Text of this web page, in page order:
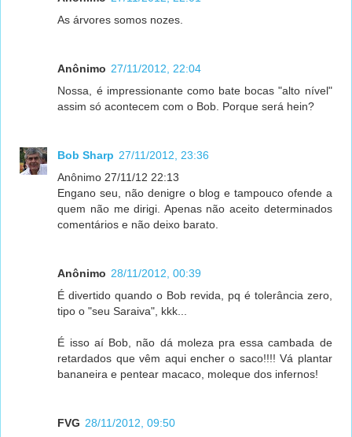
As árvores somos nozes.
Anônimo 27/11/2012, 22:04
Nossa, é impressionante como bate bocas "alto nível"
assim só acontecem com o Bob. Porque será hein?
Bob Sharp 27/11/2012, 23:36
Anônimo 27/11/12 22:13
Engano seu, não denigre o blog e tampouco ofende a
quem não me dirigi. Apenas não aceito determinados
comentários e não deixo barato.
Anônimo 28/11/2012, 00:39
É divertido quando o Bob revida, pq é tolerância zero,
tipo o "seu Saraiva", kkk...
É isso aí Bob, não dá moleza pra essa cambada de
retardados que vêm aqui encher o saco!!!! Vá plantar
bananeira e pentear macaco, moleque dos infernos!
FVG 28/11/2012, 09:50